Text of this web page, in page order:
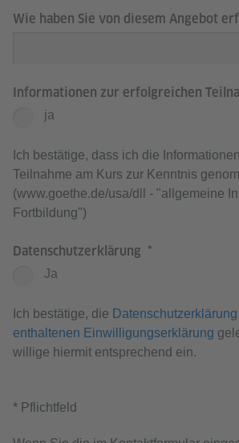
Wie haben Sie von diesem Angebot
Informationen zur erfolgreichen
ja
Ich bestätige, dass ich die
Teilnahme am Kurs zur Kenntnis
(www.goethe.de/usa/dll - "allgemeine
Fortbildung")
Datenschutzerklärung
Ja
Ich bestätige, die
enthaltenen Einwilligungserklärung
willige hiermit entsprechend ein.
* Pflichtfeld